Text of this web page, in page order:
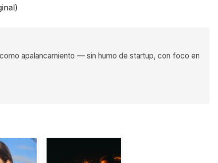
apalancamiento — sin humo de startup, con foco en